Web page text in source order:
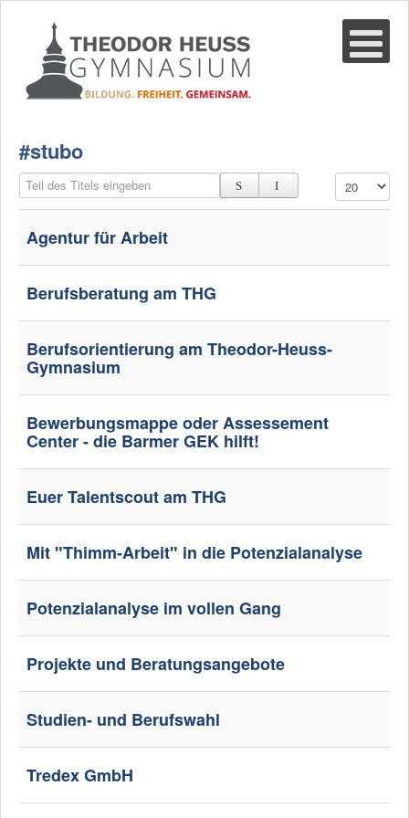
#stubo
Teil des Titels eingeben Anzeige #
Agentur für Arbeit
Berufsberatung am THG
Berufsorientierung am Theodor-Heuss-
Gymnasium
Bewerbungsmappe oder Assessement
Center - die Barmer GEK hilft!
Euer Talentscout am THG
Mit "Thimm-Arbeit" in die Potenzialanalyse
Potenzialanalyse im vollen Gang
Projekte und Beratungsangebote
Studien- und Berufswahl
Tredex GmbH